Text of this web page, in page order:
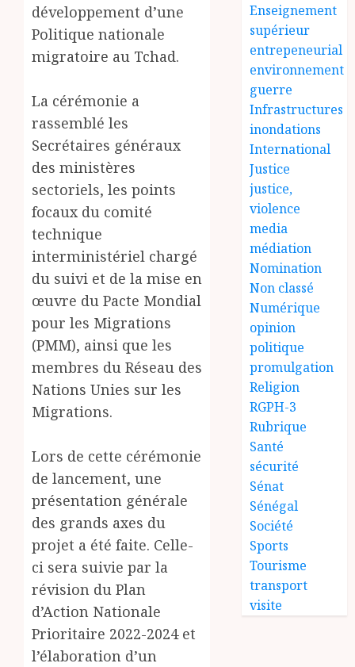
développement d’une
Politique nationale
migratoire au Tchad.
La cérémonie a
rassemblé les
Secrétaires généraux
des ministères
sectoriels, les points
focaux du comité
technique
interministériel chargé
du suivi et de la mise en
œuvre du Pacte Mondial
pour les Migrations
(PMM), ainsi que les
membres du Réseau des
Nations Unies sur les
Migrations.
Lors de cette cérémonie
de lancement, une
présentation générale
des grands axes du
projet a été faite. Celle-
ci sera suivie par la
révision du Plan
d’Action Nationale
Prioritaire 2022-2024 et
l’élaboration d’un
Enseignement
supérieur
entrepeneurial
environnement
guerre
Infrastructures
inondations
International
Justice
justice,
violence
media
médiation
Nomination
Non classé
Numérique
opinion
politique
promulgation
Religion
RGPH-3
Rubrique
Santé
sécurité
Sénat
Sénégal
Société
Sports
Tourisme
transport
visite